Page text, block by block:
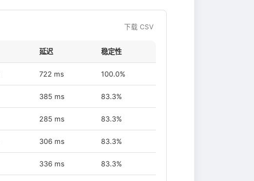
下载 CSV
延迟 稳定性
722 ms 100.0%
385 ms 83.3%
285 ms 83.3%
306 ms 83.3%
336 ms 83.3%